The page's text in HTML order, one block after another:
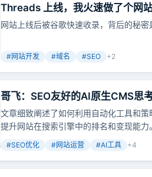
Threads 上线，我火速做了个网
网站上线后被谷歌快速收录，背后的秘密
#网站开发 #域名 #SEO +2
哥飞：SEO友好的AI原生CMS思
文章细致阐述了如何利用自动化工具和
提升网站在搜索引擎中的排名和变现能
得更加智能化和高效呢？
#SEO优化 #网站运营 #AI工具 +4